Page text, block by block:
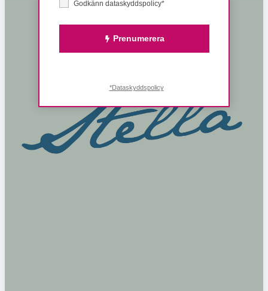
Godkänn dataskyddspolicy*
Prenumerera
*Dataskyddspolicy